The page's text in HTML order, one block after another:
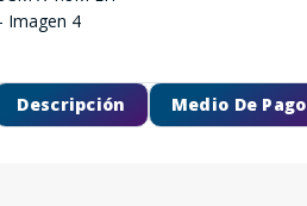
Descripción Medio De Pago